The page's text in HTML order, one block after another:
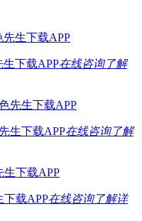
生下载APP在线咨询了解
生下载APP在线咨询了解
下载APP在线咨询了解详